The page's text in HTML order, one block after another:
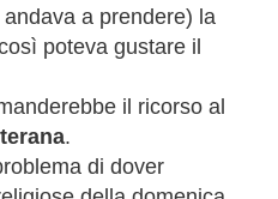
a prendere) la
poteva gustare il
il ricorso al
.
di dover